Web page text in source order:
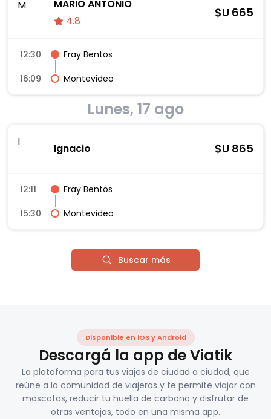
M
MARIO ANTONIO
4.8
$U 665
12:30
Fray Bentos
16:09
Montevideo
Lunes, 17 ago
I
Ignacio $U 865
12:11
Fray Bentos
15:30
Montevideo
Buscar más
Disponible en iOS y Android
Descargá la app de Viatik
La plataforma para tus viajes de ciudad a ciudad, que
reúne a la comunidad de viajeros y te permite viajar con
mascotas, reducir tu huella de carbono y disfrutar de
otras ventajas, todo en una misma app.